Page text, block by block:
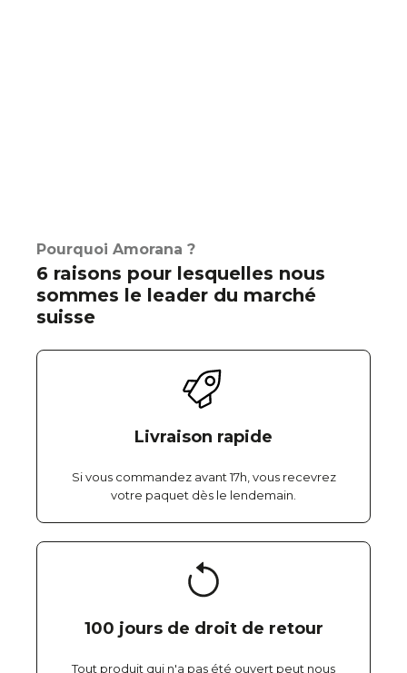
Pourquoi Amorana ?
6 raisons pour lesquelles nous
sommes le leader du marché
suisse
Livraison rapide
Si vous commandez avant 17h, vous recevrez
votre paquet dès le lendemain.
100 jours de droit de retour
Tout produit qui n'a pas été ouvert peut nous